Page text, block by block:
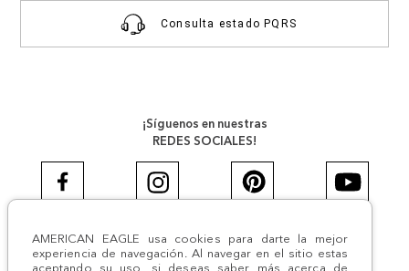
AMERICAN EAGLE usa cookies para darte la mejor
experiencia de navegación. Al navegar en el sitio estas
aceptando su uso, si deseas saber más acerca de
Consulta estado PQRS
¡Síguenos en nuestras
REDES SOCIALES!
#AEJEANS #AerieREALCOL